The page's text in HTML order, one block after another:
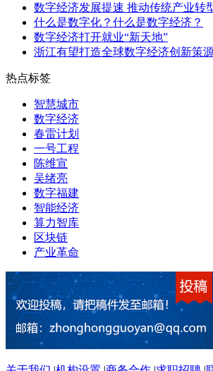
数字经济发展提速 推动传统产业转
什么是数字化？什么是数字经济？
数字经济打开就业“新天地”
浙江有望打造全球数字经济创新策
热点标签
智慧城市
数字经济
春雷计划
一号工程
陈维宣
吴绪亮
数字福建
智能经济
算力智库
区块链
产业革命